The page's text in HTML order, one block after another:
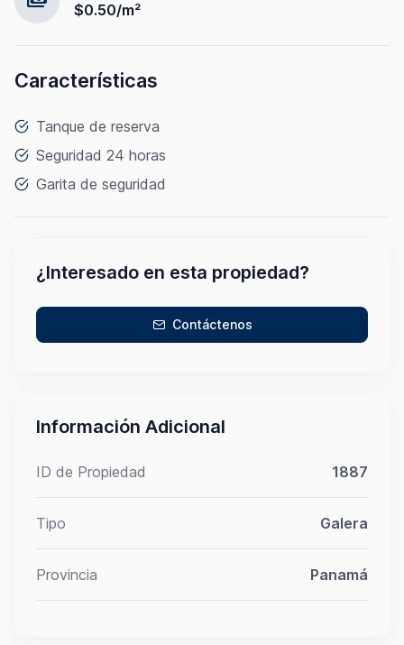
$0.50/m²
Características
Tanque de reserva
Seguridad 24 horas
Garita de seguridad
¿Interesado en esta propiedad?
Contáctenos
Información Adicional
ID de Propiedad 1887
Tipo Galera
Provincia Panamá